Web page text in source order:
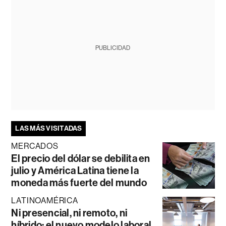
PUBLICIDAD
LAS MÁS VISITADAS
MERCADOS
El precio del dólar se debilita en
julio y América Latina tiene la
moneda más fuerte del mundo
LATINOAMÉRICA
Ni presencial, ni remoto, ni